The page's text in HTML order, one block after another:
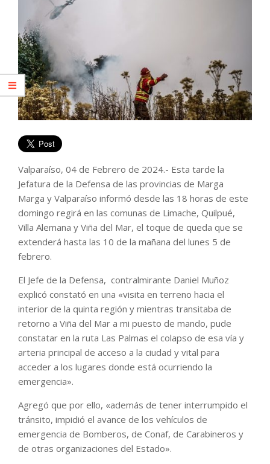
Valparaíso, 04 de Febrero de 2024.- Esta tarde la
Jefatura de la Defensa de las provincias de Marga
Marga y Valparaíso informó desde las 18 horas de este
domingo regirá en las comunas de Limache, Quilpué,
Villa Alemana y Viña del Mar, el toque de queda que se
extenderá hasta las 10 de la mañana del lunes 5 de
febrero.
El Jefe de la Defensa, contralmirante Daniel Muñoz
explicó constató en una «visita en terreno hacia el
interior de la quinta región y mientras transitaba de
retorno a Viña del Mar a mi puesto de mando, pude
constatar en la ruta Las Palmas el colapso de esa vía y
arteria principal de acceso a la ciudad y vital para
acceder a los lugares donde está ocurriendo la
emergencia».
Agregó que por ello, «además de tener interrumpido el
tránsito, impidió el avance de los vehículos de
emergencia de Bomberos, de Conaf, de Carabineros y
de otras organizaciones del Estado».